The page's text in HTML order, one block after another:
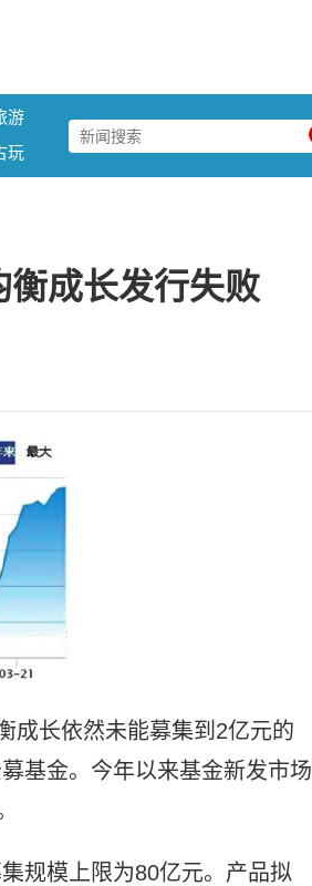
游
玩
成长发行失败
成长依然未能募集到2亿元的
基金。今年以来基金新发市场
规模上限为80亿元。产品拟